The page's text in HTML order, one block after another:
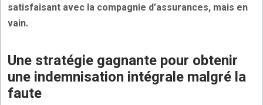
satisfaisant avec la compagnie d’assurances, mais en
vain.
Une stratégie gagnante pour obtenir
une indemnisation intégrale malgré la
faute